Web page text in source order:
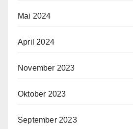
Mai 2024
April 2024
November 2023
Oktober 2023
September 2023